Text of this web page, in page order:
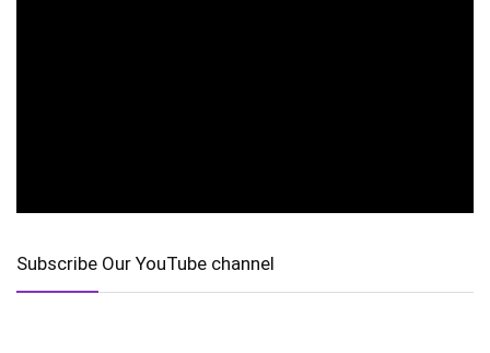
Subscribe Our YouTube channel